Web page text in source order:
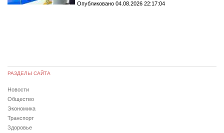
Опубликовано 04.08.2026 22:17:04
РАЗДЕЛЫ САЙТА
Новости
Общество
Экономика
Транспорт
Здоровье